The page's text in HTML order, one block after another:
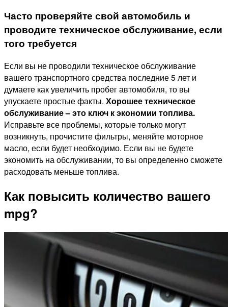
Часто проверяйте свой автомобиль и
проводите техническое обслуживание, если
того требуется
Если вы не проводили техническое обслуживание
вашего транспортного средства последние 5 лет и
думаете как увеличить пробег автомобиля, то вы
упускаете простые факты. Хорошее техническое
обслуживание – это ключ к экономии топлива.
Исправьте все проблемы, которые только могут
возникнуть, прочистите фильтры, меняйте моторное
масло, если будет необходимо. Если вы не будете
экономить на обслуживании, то вы определенно сможете
расходовать меньше топлива.
Как повысить количество вашего
mpg?